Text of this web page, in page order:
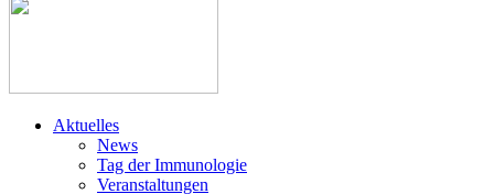
Aktuelles
News
Tag der Immunologie
Veranstaltungen